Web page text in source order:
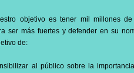
objetivo es tener mil millones de
ser más fuertes y defender en su
de:
al público sobre la